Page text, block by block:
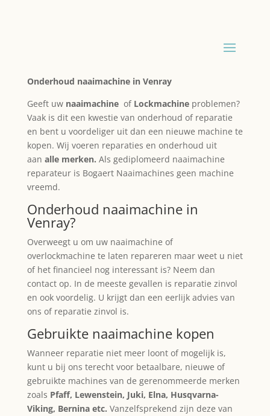
Onderhoud naaimachine in Venray
Geeft uw naaimachineof Lockmachine problemen?
Vaak is dit een kwestie van onderhoud of reparatie
en bent u voordeliger uit dan een nieuwe machine te
kopen. Wij voeren reparaties en onderhoud uit
aan alle merken. Als gediplomeerd naaimachine
reparateur is Bogaert Naaimachines geen machine
vreemd.
Onderhoud naaimachine in
Venray?
Overweegt u om uw naaimachine of
overlockmachine te laten repareren maar weet u niet
of het financieel nog interessant is? Neem dan
contact op. In de meeste gevallen is reparatie zinvol
en ook voordelig. U krijgt dan een eerlijk advies van
ons of reparatie zinvol is.
Gebruikte naaimachine kopen
Wanneer reparatie niet meer loont of mogelijk is,
kunt u bij ons terecht voor betaalbare, nieuwe of
gebruikte machines van de gerenommeerde merken
zoals Pfaff, Lewenstein, Juki, Elna, Husqvarna-
Viking, Bernina etc. Vanzelfsprekend zijn deze van